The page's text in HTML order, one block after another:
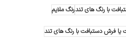
با رنگ های تندرنگ ملایم
یا فرش دستبافت با رنگ های تند